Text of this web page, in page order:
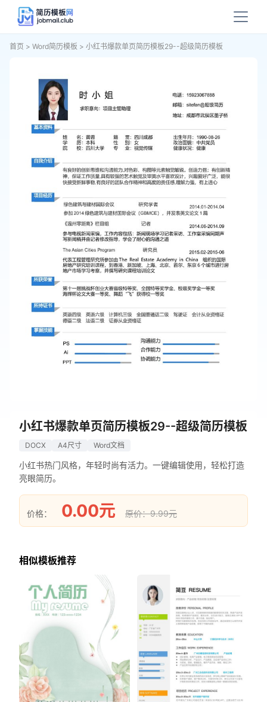
首页 > Word简历模板 > 小红书爆款单页简历模板29--超级简历模板
小红书爆款单页简历模板29--超级简历模板
DOCX A4尺寸 Word文档
小红书热门风格，年轻时尚有活力。一键编辑使用，轻松打造
亮眼简历。
价格： 0.00元 原价：9.99元
相似模板推荐